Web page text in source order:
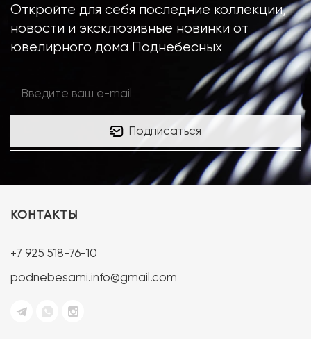
Откройте для себя последние коллекции,
новости и эксклюзивные новинки от
ювелирного дома Поднебесных
Подписаться
КОНТАКТЫ
+7 925 518-76-10
podnebesami.info@gmail.com